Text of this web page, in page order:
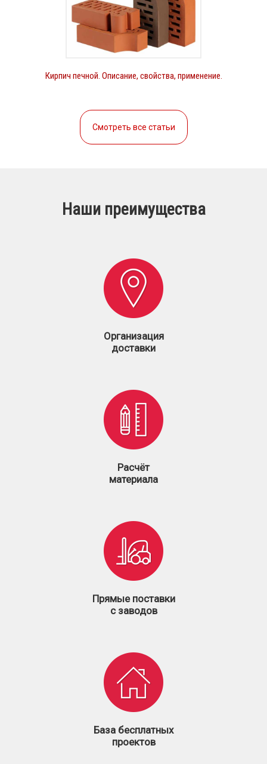
Кирпич печной. Описание, свойства, применение.
Смотреть все статьи
Наши преимущества
Организация
доставки
Расчёт
материала
Прямые поставки
с заводов
База бесплатных
проектов